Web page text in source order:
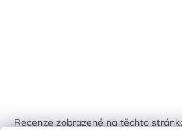
Recenze zobrazené na těchto